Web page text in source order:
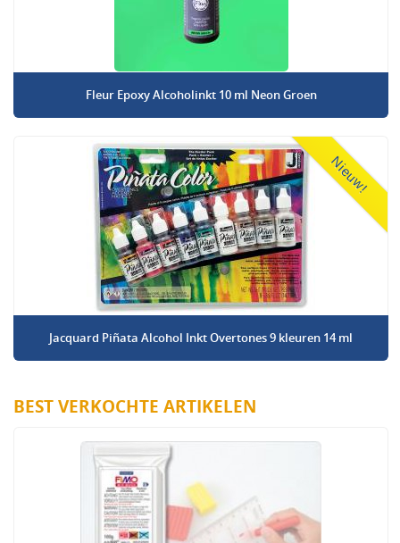
Fleur Epoxy Alcoholinkt 10 ml Neon Groen
Nieuw!
Jacquard Piñata Alcohol Inkt Overtones 9 kleuren 14 ml
BEST VERKOCHTE ARTIKELEN